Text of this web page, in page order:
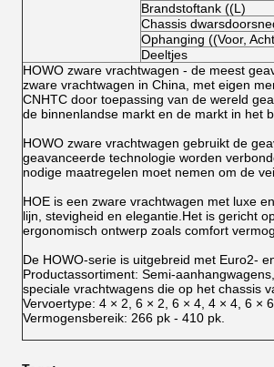
Brandstoftank ((L)
Chassis
Ophanging ((Voor,
Deeltjes
HOWO zware vrachtwagen - de meest
zware vrachtwagen in China, met eigen
CNHTC door toepassing van de wereld
de binnenlandse markt en de markt in het
HOWO zware vrachtwagen gebruikt de
geavanceerde technologie worden
nodige maatregelen moet nemen om de
HOE is een zware vrachtwagen met luxe
lijn, stevigheid en elegantie.Het is gericht
ergonomisch ontwerp zoals comfort
De HOWO-serie is uitgebreid met Euro2-
Productassortiment: Semi-
speciale vrachtwagens die op het chassis
Vervoertype: 4 × 2, 6 × 2, 6 × 4, 4 × 4, 6 × 6
Vermogensbereik: 266 pk - 410 pk.